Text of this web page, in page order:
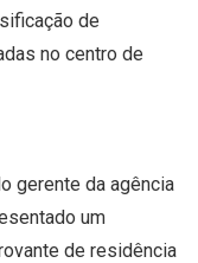
de
no centro de
gerente da agência
um
de residência